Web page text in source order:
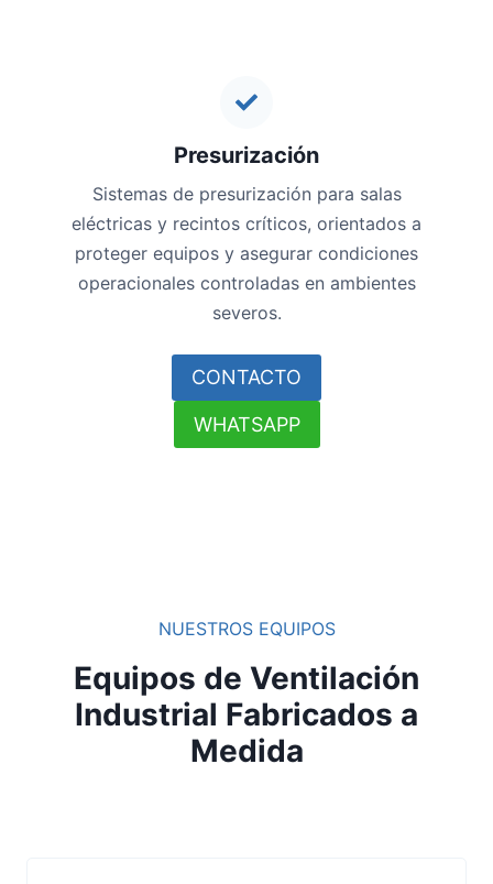
Presurización
Sistemas de presurización para salas
eléctricas y recintos críticos, orientados a
proteger equipos y asegurar condiciones
operacionales controladas en ambientes
severos.
CONTACTO
WHATSAPP
NUESTROS EQUIPOS
Equipos de Ventilación
Industrial Fabricados a
Medida